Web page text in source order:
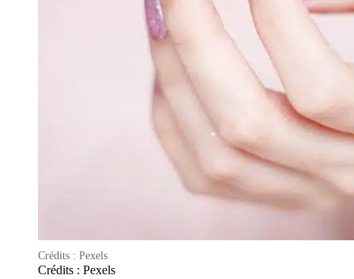
Crédits : Pexels
Crédits : Pexels